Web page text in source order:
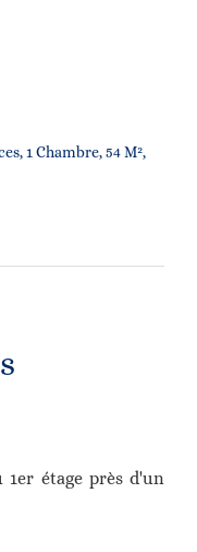
1 Chambre, 54 M²,
1er étage près d'un